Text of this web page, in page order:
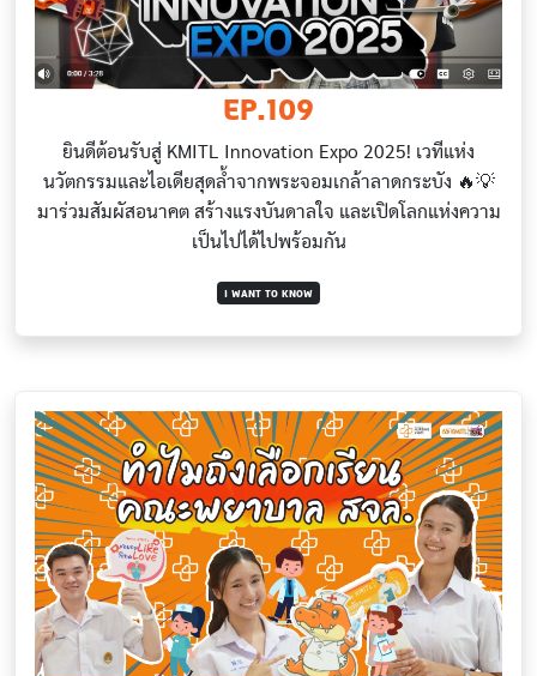
EP.109
ยินดีต้อนรับสู่ KMITL Innovation Expo 2025! เวทีแห่ง
นวัตกรรมและไอเดียสุดล้ำจากพระจอมเกล้าลาดกระบัง 🔥💡
มาร่วมสัมผัสอนาคต สร้างแรงบันดาลใจ และเปิดโลกแห่งความ
เป็นไปได้ไปพร้อมกัน
I WANT TO KNOW